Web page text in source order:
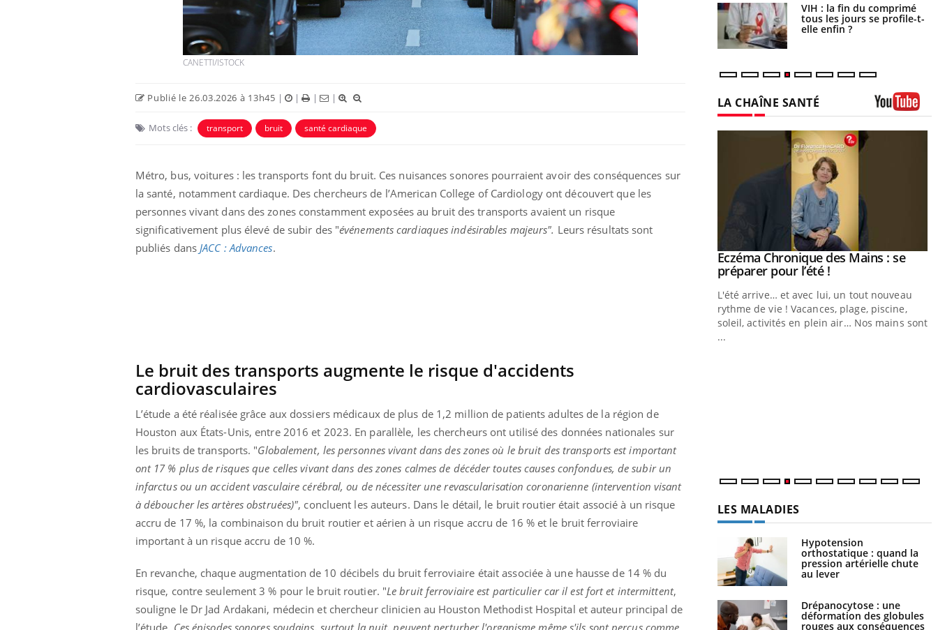
CANETTI/ISTOCK
Publié le 26.03.2026 à 13h45 | | | |
Mots clés : transport bruit santé cardiaque
Métro, bus, voitures : les transports font du bruit. Ces nuisances sonores pourraient avoir des conséquences sur
la santé, notamment cardiaque. Des chercheurs de l’American College of Cardiology ont découvert que les
personnes vivant dans des zones constamment exposées au bruit des transports avaient un risque
significativement plus élevé de subir des "événements cardiaques indésirables majeurs". Leurs résultats sont
publiés dans JACC : Advances.
Le bruit des transports augmente le risque d'accidents
cardiovasculaires
L’étude a été réalisée grâce aux dossiers médicaux de plus de 1,2 million de patients adultes de la région de
Houston aux États-Unis, entre 2016 et 2023. En parallèle, les chercheurs ont utilisé des données nationales sur
les bruits de transports. "Globalement, les personnes vivant dans des zones où le bruit des transports est important
ont 17 % plus de risques que celles vivant dans des zones calmes de décéder toutes causes confondues, de subir un
infarctus ou un accident vasculaire cérébral, ou de nécessiter une revascularisation coronarienne (intervention visant
à déboucher les artères obstruées)", concluent les auteurs. Dans le détail, le bruit routier était associé à un risque
accru de 17 %, la combinaison du bruit routier et aérien à un risque accru de 16 % et le bruit ferroviaire
important à un risque accru de 10 %.
En revanche, chaque augmentation de 10 décibels du bruit ferroviaire était associée à une hausse de 14 % du
risque, contre seulement 3 % pour le bruit routier. "Le bruit ferroviaire est particulier car il est fort et intermittent,
souligne le Dr Jad Ardakani, médecin et chercheur clinicien au Houston Methodist Hospital et auteur principal de
l’étude. Ces épisodes sonores soudains, surtout la nuit, peuvent perturber l'organisme même s'ils sont perçus comme
Mortalité infantile : un
rapport s’interroge sur son
taux élevé en France
Toujours connectés :
comment le travail
empiète de plus en plus
sur nos soirées
Les médicaments GLP-1
protègent-ils aussi les os ?
VIH : la fin du comprimé
tous les jours se profile-t-
elle enfin ?
LA CHAÎNE SANTÉ
Eczéma Chronique des Mains : Youtube
Eczéma Chronique des Mains : se
préparer pour l’été !Youtube
L'été arrive… et avec lui, un tout nouveau
rythme de vie ! Vacances, plage, piscine,
soleil, activités en plein air… Nos mains sont
...
LES MALADIES
Hypotension
orthostatique : quand la
pression artérielle chute
au lever
Drépanocytose : une
déformation des globules
rouges aux conséquences